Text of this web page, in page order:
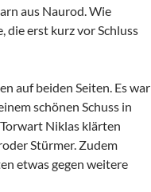
aus Naurod. Wie
die erst kurz vor Schluss
auf beiden Seiten. Es war
schönen Schuss in
Niklas klärten
Stürmer. Zudem
etwas gegen weitere